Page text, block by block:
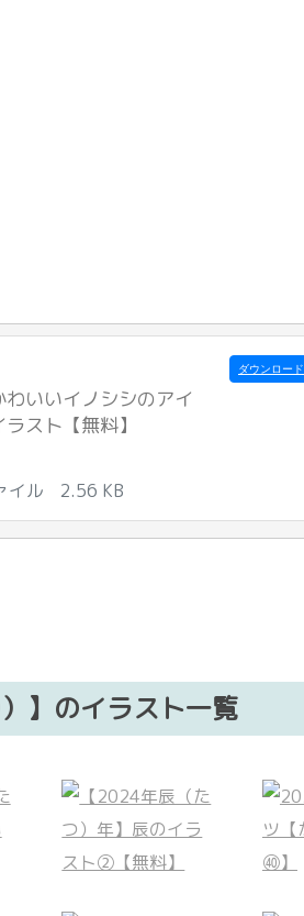
わいいイノシシのアイ
スト【無料】
イル 2.56 KB
ダウンロード
】のイラスト一覧